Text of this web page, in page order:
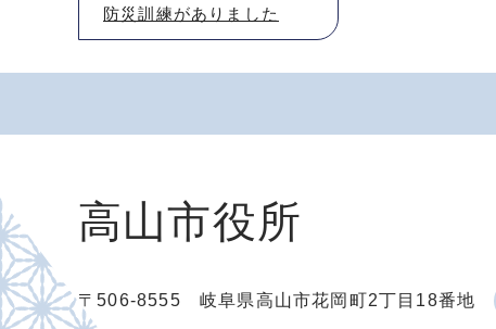
防災訓練がありました
高山市役所
〒506-8555 岐阜県高山市花岡町2丁目18番地